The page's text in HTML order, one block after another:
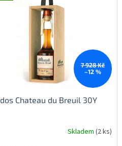
7 928 Kč
–12 %
Chateau du Breuil 30Y
Skladem (2 ks)